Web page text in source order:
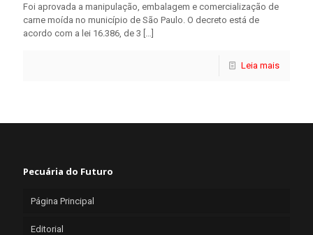
Foi aprovada a manipulação, embalagem e comercialização de
carne moída no município de São Paulo. O decreto está de
acordo com a lei 16.386, de 3 […]
Leia mais
Pecuária do Futuro
Página Principal
Editorial